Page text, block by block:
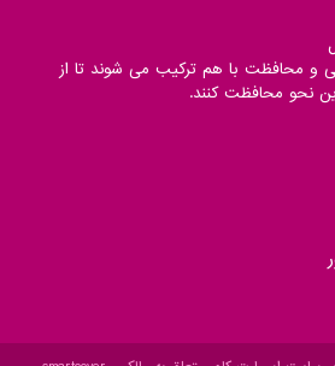
و محافظت با هم ترکیب می شوند تا از
نحو محافظت کنند.